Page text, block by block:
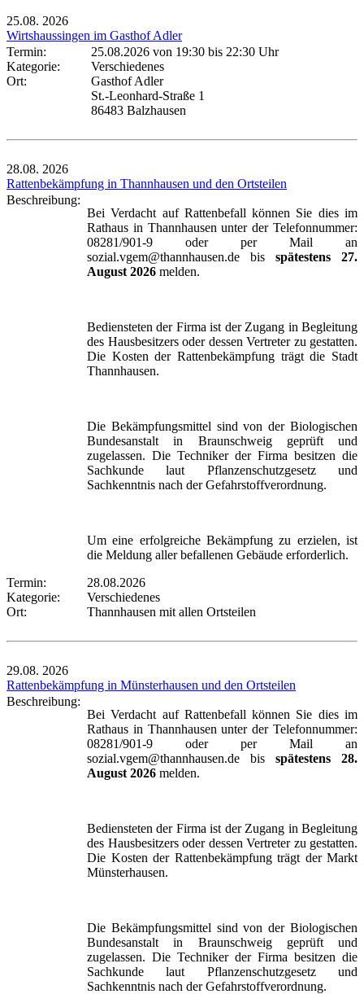
25.08. 2026
Wirtshaussingen im Gasthof Adler
Termin:
25.08.2026 von 19:30 bis 22:30 Uhr
Kategorie:
Verschiedenes
Ort:
Gasthof Adler
St.-Leonhard-Straße 1
86483 Balzhausen
28.08. 2026
Rattenbekämpfung in Thannhausen und den Ortsteilen
Beschreibung:
Bei Verdacht auf Rattenbefall können Sie dies im
Rathaus in Thannhausen unter der Telefonnummer:
08281/901-9 oder per Mail an
sozial.vgem@thannhausen.de bis spätestens 27.
August 2026 melden.
Bediensteten der Firma ist der Zugang in Begleitung
des Hausbesitzers oder dessen Vertreter zu gestatten.
Die Kosten der Rattenbekämpfung trägt die Stadt
Thannhausen.
Die Bekämpfungsmittel sind von der Biologischen
Bundesanstalt in Braunschweig geprüft und
zugelassen. Die Techniker der Firma besitzen die
Sachkunde laut Pflanzenschutzgesetz und
Sachkenntnis nach der Gefahrstoffverordnung.
Um eine erfolgreiche Bekämpfung zu erzielen, ist
die Meldung aller befallenen Gebäude erforderlich.
Termin:
28.08.2026
Kategorie:
Verschiedenes
Ort:
Thannhausen mit allen Ortsteilen
29.08. 2026
Rattenbekämpfung in Münsterhausen und den Ortsteilen
Beschreibung:
Bei Verdacht auf Rattenbefall können Sie dies im
Rathaus in Thannhausen unter der Telefonnummer:
08281/901-9 oder per Mail an
sozial.vgem@thannhausen.de bis spätestens 28.
August 2026 melden.
Bediensteten der Firma ist der Zugang in Begleitung
des Hausbesitzers oder dessen Vertreter zu gestatten.
Die Kosten der Rattenbekämpfung trägt der Markt
Münsterhausen.
Die Bekämpfungsmittel sind von der Biologischen
Bundesanstalt in Braunschweig geprüft und
zugelassen. Die Techniker der Firma besitzen die
Sachkunde laut Pflanzenschutzgesetz und
Sachkenntnis nach der Gefahrstoffverordnung.